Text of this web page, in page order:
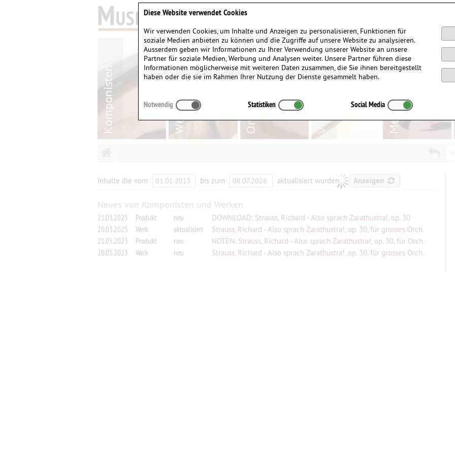
Inhalte die vom bis zum aktualisiert wurden… Anzeigen
Neues von Komponisten und Werken
21.03.2025 Produkt neu
DOWNLOAD: Strauss, Richard - Also sprach Zarathustra!, op. 30
20.03.2025
Werk aktualisiert
Strauss, Richard - Also sprach Zarathustra!, op. 30, für grosses Orch.
21.05.2023
Produkt neu
NOTEN: Strauss, Richard - Also sprach Zarathustra!, op. 30, für Orch.
20.05.2023
Werk neu Strauss, Richard - Also sprach Zarathustra!, op. 30, für grosses Orch.
Diese Website verwendet Cookies
Wir verwenden Cookies, um Inhalte und Anzeigen zu personalisieren, Funktionen für
soziale Medien anbieten zu können und die Zugriffe auf unsere Website zu analysieren.
Ausserdem geben wir Informationen zu Ihrer Verwendung unserer Website an unsere
Partner für soziale Medien, Werbung und Analysen weiter. Unsere Partner führen diese
Informationen möglicherweise mit weiteren Daten zusammen, die Sie ihnen bereitgestellt
haben oder die sie im Rahmen Ihrer Nutzung der Dienste gesammelt haben.
Notwendig Statistiken Social Media